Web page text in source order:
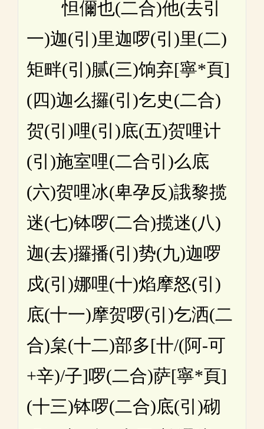
怛儞也(二合)他(去引
一)迦(引)里迦啰(引)里(二)
矩畔(引)腻(三)饷弃[寧*頁]
(四)迦么攞(引)乞史(二合)
贺(引)哩(引)底(五)贺哩计
(引)施室哩(二合引)么底
(六)贺哩冰(卑孕反)誐黎揽
迷(七)钵啰(二合)揽迷(八)
迦(去)攞播(引)势(九)迦啰
戍(引)娜哩(十)焰摩怒(引)
底(十一)摩贺啰(引)乞洒(二
合)枲(十二)部多[卄/(阿-可
+辛)/子]啰(二合)萨[寧*頁]
(十三)钵啰(二合)底(引)砌